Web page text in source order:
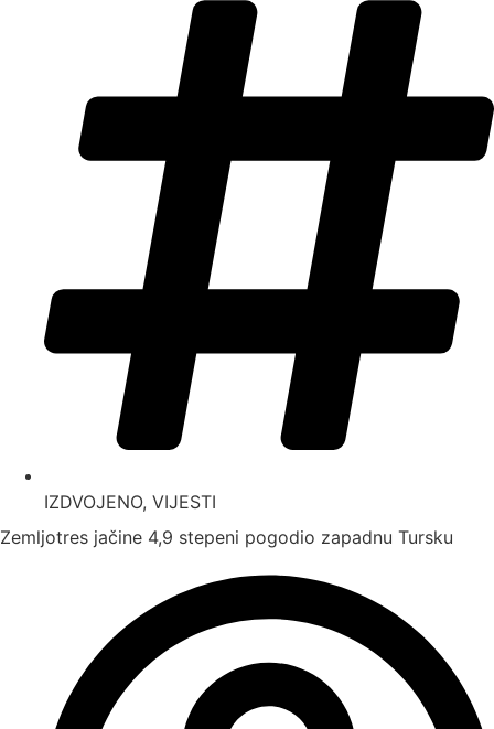
IZDVOJENO, VIJESTI
Zemljotres jačine 4,9 stepeni pogodio zapadnu Tursku